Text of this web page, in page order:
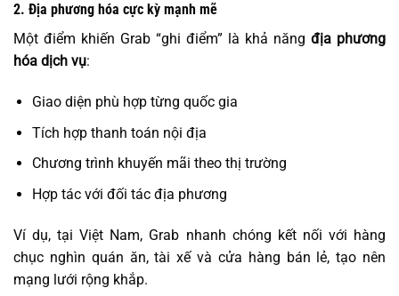
2. Địa phương hóa cực kỳ mạnh mẽ
Một điểm khiến Grab “ghi điểm” là khả năng địa phương
hóa dịch vụ:
Giao diện phù hợp từng quốc gia
Tích hợp thanh toán nội địa
Chương trình khuyến mãi theo thị trường
Hợp tác với đối tác địa phương
Ví dụ, tại Việt Nam, Grab nhanh chóng kết nối với hàng
chục nghìn quán ăn, tài xế và cửa hàng bán lẻ, tạo nên
mạng lưới rộng khắp.